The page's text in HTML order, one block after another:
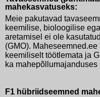
mahekasvatuseks:
Meie pakutavad
keemilise, bioloogilise
aretamisel ei ole
(GMO).
keemiliselt töötlemata ja
ka mahepõllumajanduses
F1 hübriidseemned